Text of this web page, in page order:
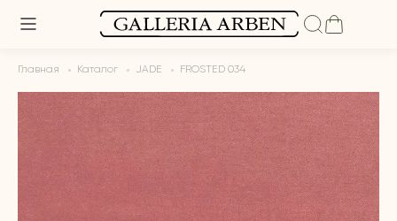
Главная Каталог JADE FROSTED 034